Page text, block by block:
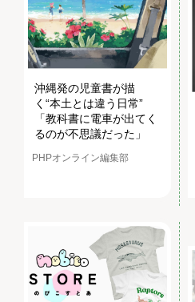
沖縄発の児童書が描
く“本土とは違う日常”
「教科書に電車が出てく
るのが不思議だった」
PHPオンライン編集部